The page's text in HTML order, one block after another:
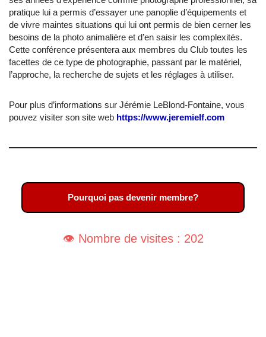
pratique lui a permis d’essayer une panoplie d’équipements et
de vivre maintes situations qui lui ont permis de bien cerner les
besoins de la photo animalière et d’en saisir les complexités.
Cette conférence présentera aux membres du Club toutes les
facettes de ce type de photographie, passant par le matériel,
l’approche, la recherche de sujets et les réglages à utiliser.
Pour plus d’informations sur Jérémie LeBlond-Fontaine, vous
pouvez visiter son site web https://www.jeremielf.com
Pourquoi pas devenir membre?
👁️ Nombre de visites : 202